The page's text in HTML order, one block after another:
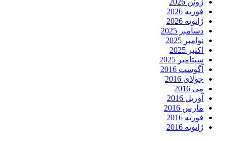
ژوئن 2026
فوریه 2026
ژانویه 2026
دسامبر 2025
نوامبر 2025
اکتبر 2025
سپتامبر 2025
آگوست 2016
جولای 2016
می 2016
آوریل 2016
مارس 2016
فوریه 2016
ژانویه 2016